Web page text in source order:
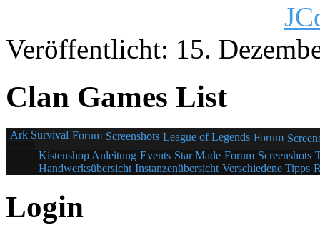
Veröffentlicht: 15.
Clan Games List
Ark Survival Forum Screenshots League of Legends Forum
Kistenshop Anleitung Events Star Made Forum Screenshots
Handwerksübersicht Instanzenübersicht Verschiedene Tipps
Login